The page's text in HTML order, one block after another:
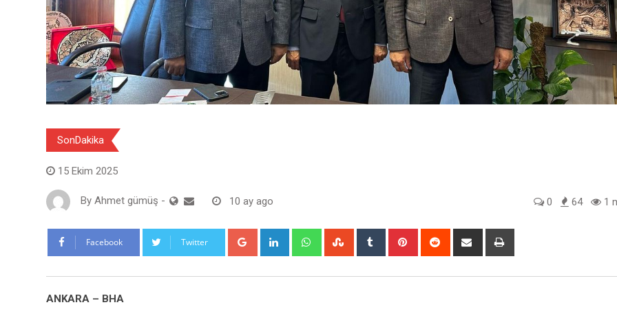
SonDakika
15 Ekim 2025
By Ahmet gümüş - 10 ay ago 0 64 1
Facebook Twitter Google+ LinkedIn WhatsappStumbleUpon
Tumblr Pinterest Reddit
Share
ANKARA – BHA